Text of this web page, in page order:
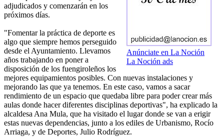
Anúnciate en La Noción
La Noción ads
adjudicados y comenzarán en los
próximos días.
"Fomentar la práctica de deporte es
algo que siempre hemos perseguido
desde el Ayuntamiento. Llevamos
años trabajando en poner a
disposición de los fuengiroleños los
mejores equipamientos posibles. Con nuevas instalaciones y
mejorando las que ya tenemos. En este caso, vamos a sacar
rendimiento de un espacio que quedaba libre para poder crear más
aulas donde hacer diferentes disciplinas deportivas", ha explicado la
alcaldesa Ana Mula, que ha visitado el lugar donde se van a erigir
estas nuevas dependencias, junto a los ediles de Urbanismo, Rocío
Arriaga, y de Deportes, Julio Rodríguez.